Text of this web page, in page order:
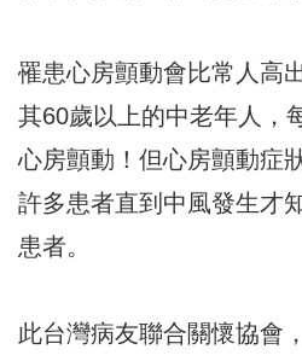
罹患心房顫動會比常人高
其60歲以上的中老年人，
心房顫動！但心房顫動症
許多患者直到中風發生才
患者。
此台灣病友聯合關懷協會